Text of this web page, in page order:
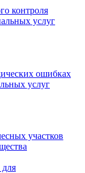
контроля
услуг
ошибках
услуг
участков